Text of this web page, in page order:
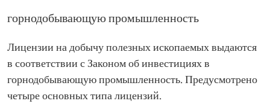
горнодобывающую промышленность
Лицензии на добычу полезных ископаемых выдаются
в соответствии с Законом об инвестициях в
горнодобывающую промышленность. Предусмотрено
четыре основных типа лицензий.